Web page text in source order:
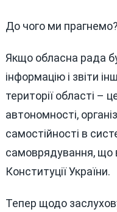
До чого ми прагнемо?
Якщо обласна рада
інформацію і звіти
території області –
автономності,
самостійності в
самоврядування, що
Конституції України.
Тепер щодо